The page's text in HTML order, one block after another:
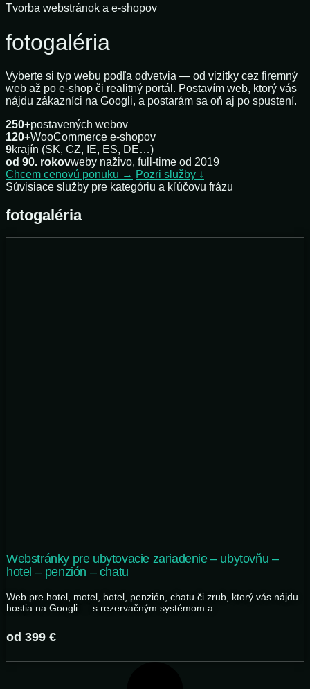
Tvorba webstránok a e-shopov
fotogaléria
Vyberte si typ webu podľa odvetvia — od vizitky cez firemný
web až po e-shop či realitný portál. Postavím web, ktorý vás
nájdu zákazníci na Googli, a postarám sa oň aj po spustení.
250+postavených webov
120+WooCommerce e-shopov
9krajín (SK, CZ, IE, ES, DE…)
od 90. rokovweby naživo, full-time od 2019
Chcem cenovú ponuku → Pozri služby ↓
Súvisiace služby pre kategóriu a kľúčovu frázu
fotogaléria
Webstránky pre ubytovacie zariadenie – ubytovňu –
hotel – penzión – chatu
Web pre hotel, motel, botel, penzión, chatu či zrub, ktorý vás nájdu
hostia na Googli — s rezervačným systémom a
od 399 €